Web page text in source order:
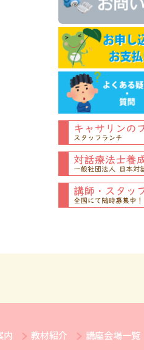
内 教材紹介 講座会場一覧